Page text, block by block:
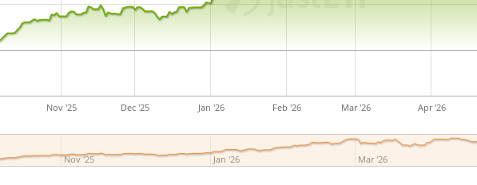
Nov '25 Dec '25 Jan '26 Feb '26 Mar '26 Apr '26
Nov '25 Jan '26 Mar '26